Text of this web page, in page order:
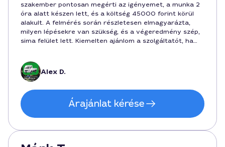
szakember pontosan megérti az igényemet, a munka 2
óra alatt készen lett, és a költség 45000 forint körül
alakult. A felmérés során részletesen elmagyarázta,
milyen lépésekre van szükség, és a végeredmény szép,
sima felület lett. Kiemelten ajánlom a szolgáltatót, ha
Alex D.
Árajánlat kérése